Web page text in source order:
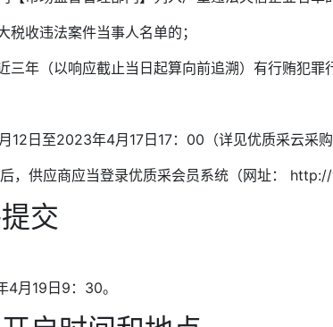
税收违法案件当事人名单的；
三年（以响应截止当日起算向前追溯）有行贿犯罪
12日至2023年4月17日17：00（详见优质采云采
，供应商应当登录优质采会员系统（网址：
交
月19日9：30。